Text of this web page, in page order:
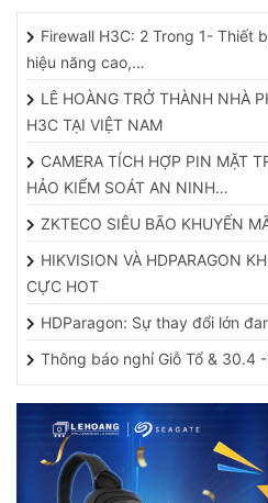
hiệu năng cao,…
LÊ HOÀNG TRỞ THÀNH NHÀ
H3C TẠI VIỆT NAM
CAMERA TÍCH HỢP PIN MẶT
HẢO KIỂM SOÁT AN NINH…
ZKTECO SIÊU BÃO KHUYẾN
HIKVISION VÀ HDPARAGON
CỰC HOT
HDParagon: Sự thay đổi lớn
Thông báo nghỉ Giỗ Tổ & 30.4